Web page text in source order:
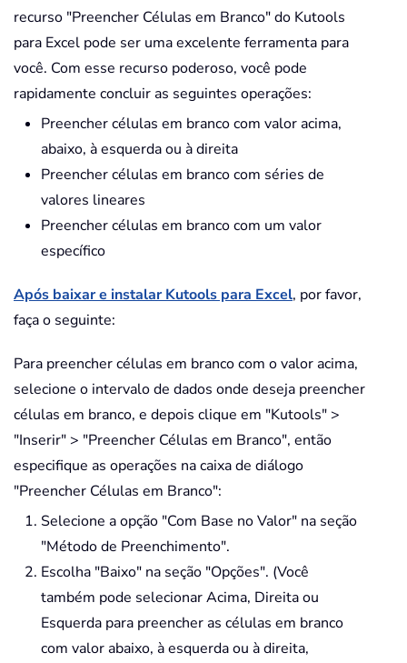
recurso "Preencher Células em Branco" do Kutools
para Excel pode ser uma excelente ferramenta para
você. Com esse recurso poderoso, você pode
rapidamente concluir as seguintes operações:
Preencher células em branco com valor acima,
abaixo, à esquerda ou à direita
Preencher células em branco com séries de
valores lineares
Preencher células em branco com um valor
específico
Após baixar e instalar Kutools para Excel, por favor,
faça o seguinte:
Para preencher células em branco com o valor acima,
selecione o intervalo de dados onde deseja preencher
células em branco, e depois clique em "Kutools" >
"Inserir" > "Preencher Células em Branco", então
especifique as operações na caixa de diálogo
"Preencher Células em Branco":
Selecione a opção "Com Base no Valor" na seção
"Método de Preenchimento".
Escolha "Baixo" na seção "Opções". (Você
também pode selecionar Acima, Direita ou
Esquerda para preencher as células em branco
com valor abaixo, à esquerda ou à direita,